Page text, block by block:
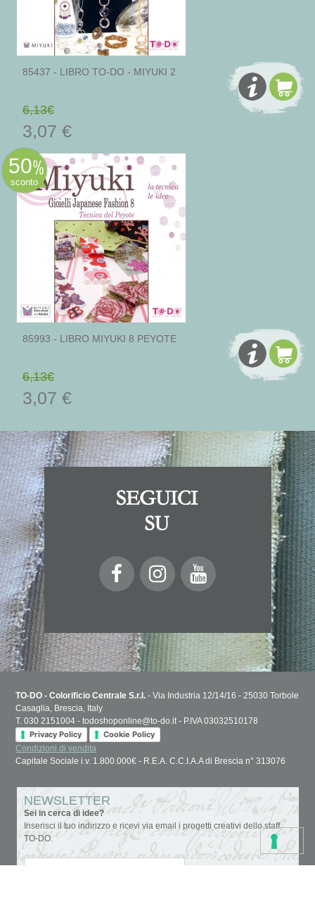
85437 - LIBRO TO-DO - MIYUKI 2
6,13€
3,07 €
50
sconto
85993 - LIBRO MIYUKI 8 PEYOTE
6,13€
3,07 €
TO-DO - Colorificio Centrale S.r.l. - Via Industria 12/14/16 - 25030 Torbole
Casaglia, Brescia, Italy
T. 030 2151004 - todoshoponline@to-do.it - P.IVA 03032510178
Privacy Policy
Cookie Policy
Condizioni di vendita
Capitale Sociale i.v. 1.800.000€ - R.E.A. C.C.I.A.A di Brescia n° 313076
NEWSLETTER
Sei in cerca di idee?
Inserisci il tuo indirizzo e ricevi via email i progetti creativi dello staff
TO-DO.